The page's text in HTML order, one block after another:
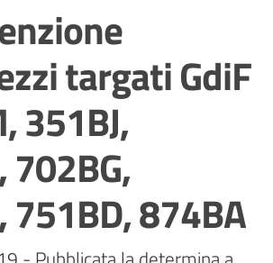
targati GdiF
351BJ,
702BG,
751BD, 874BA